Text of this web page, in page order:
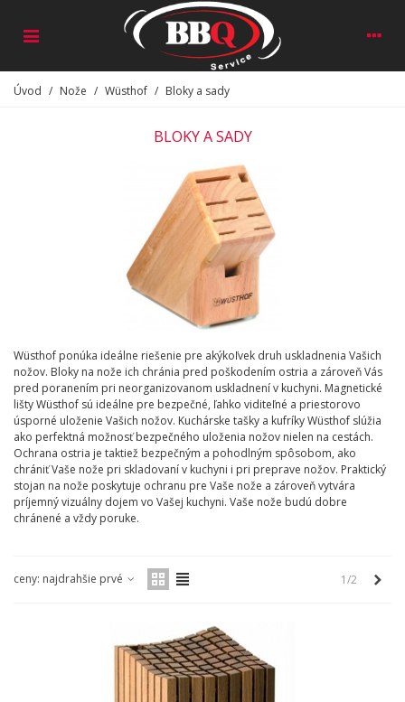
Úvod / Nože / Wüsthof / Bloky a sady
BLOKY A SADY
Wüsthof ponúka ideálne riešenie pre akýkoľvek druh uskladnenia Vašich
nožov. Bloky na nože ich chránia pred poškodením ostria a zároveň Vás
pred poranením pri neorganizovanom uskladnení v kuchyni. Magnetické
lišty Wüsthof sú ideálne pre bezpečné, ľahko viditeľné a priestorovo
úsporné uloženie Vašich nožov. Kuchárske tašky a kufríky Wüsthof slúžia
ako perfektná možnosť bezpečného uloženia nožov nielen na cestách.
Ochrana ostria je taktiež bezpečným a pohodlným spôsobom, ako
chrániť Vaše nože pri skladovaní v kuchyni i pri preprave nožov. Praktický
stojan na nože poskytuje ochranu pre Vaše nože a zároveň vytvára
príjemný vizuálny dojem vo Vašej kuchyni. Vaše nože budú dobre
chránené a vždy poruke.
ceny: najdrahšie prvé 1/2